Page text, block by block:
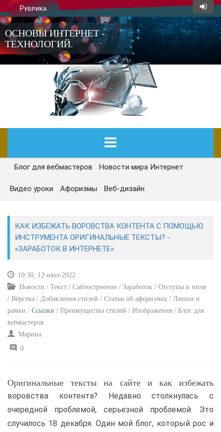
Рубрика
ОСНОВЫ ИНТЕРНЕТ -
ТЕХНОЛОГИЙ.
ГЛАВНАЯ
СЕГОДНЯ
Блог для вебмастеров Новости мира Интернет
Видео уроки Афоризмы Веб-дизайн
КАК ИЗБЕЖАТЬ ВОРОВСТВА КОНТЕНТА С ПОМОЩЬЮ
ИНСТРУМЕНТА ОРИГИНАЛЬНЫЕ ТЕКСТЫ? -
«ЗАРАБОТОК В ИНТЕРНЕТЕ»
10:30, 12-июл-2022
Новости / Текст / Сайтостроение / Заработок / Отступы и поля
/ Вёрстка / Добавления стилей / Статьи об афоризмах / Линии и
рамки / Ссылки / Преимущества стилей / Изображения / Блог для
вебмастеров
Марина
0
Оригинальные тексты на сайте и как избежать
воровства контента? Недавно столкнулась с
очередной проблемой, серьезной проблемой. Это
случилось 18 декабря. Один мой блог, который рос и